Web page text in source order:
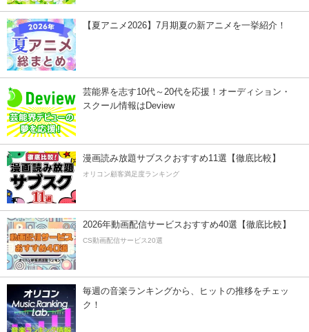
【夏アニメ2026】7月期夏の新アニメを一挙紹介！
芸能界を志す10代～20代を応援！オーディション・
スクール情報はDeview
漫画読み放題サブスクおすすめ11選【徹底比較】
オリコン顧客満足度ランキング
2026年動画配信サービスおすすめ40選【徹底比較】
CS動画配信サービス20選
毎週の音楽ランキングから、ヒットの推移をチェッ
ク！